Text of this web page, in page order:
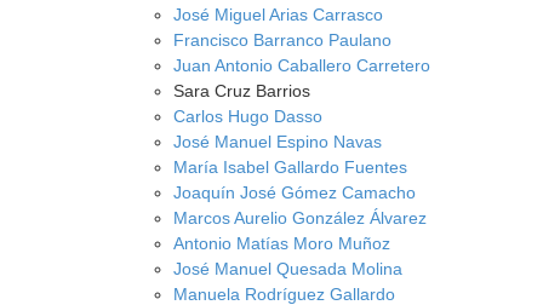
José Miguel Arias Carrasco
Francisco Barranco Paulano
Juan Antonio Caballero Carretero
Sara Cruz Barrios
Carlos Hugo Dasso
José Manuel Espino Navas
María Isabel Gallardo Fuentes
Joaquín José Gómez Camacho
Marcos Aurelio González Álvarez
Antonio Matías Moro Muñoz
José Manuel Quesada Molina
Manuela Rodríguez Gallardo